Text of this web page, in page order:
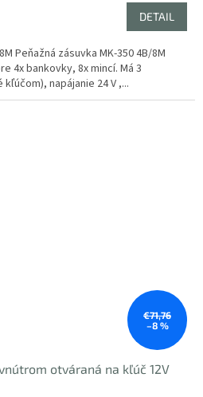
DETAIL
Peňažná zásuvka MK-350 4B/8M
4x bankovky, 8x mincí. Má 3
napájanie 24 V ,...
€71,76
–8 %
otváraná na kľúč 12V